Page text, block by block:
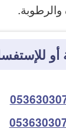
والرطوبة.